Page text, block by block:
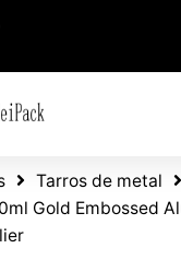
Tarros de metal
Gold Embossed